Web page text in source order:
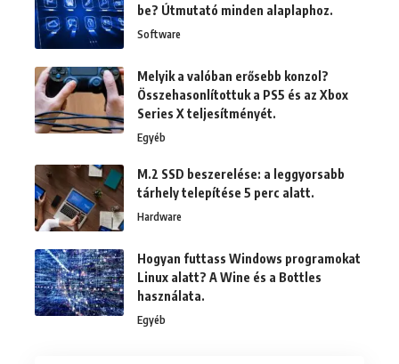
be? Útmutató minden alaplaphoz.
Software
Melyik a valóban erősebb konzol?
Összehasonlítottuk a PS5 és az Xbox
Series X teljesítményét.
Egyéb
M.2 SSD beszerelése: a leggyorsabb
tárhely telepítése 5 perc alatt.
Hardware
Hogyan futtass Windows programokat
Linux alatt? A Wine és a Bottles
használata.
Egyéb